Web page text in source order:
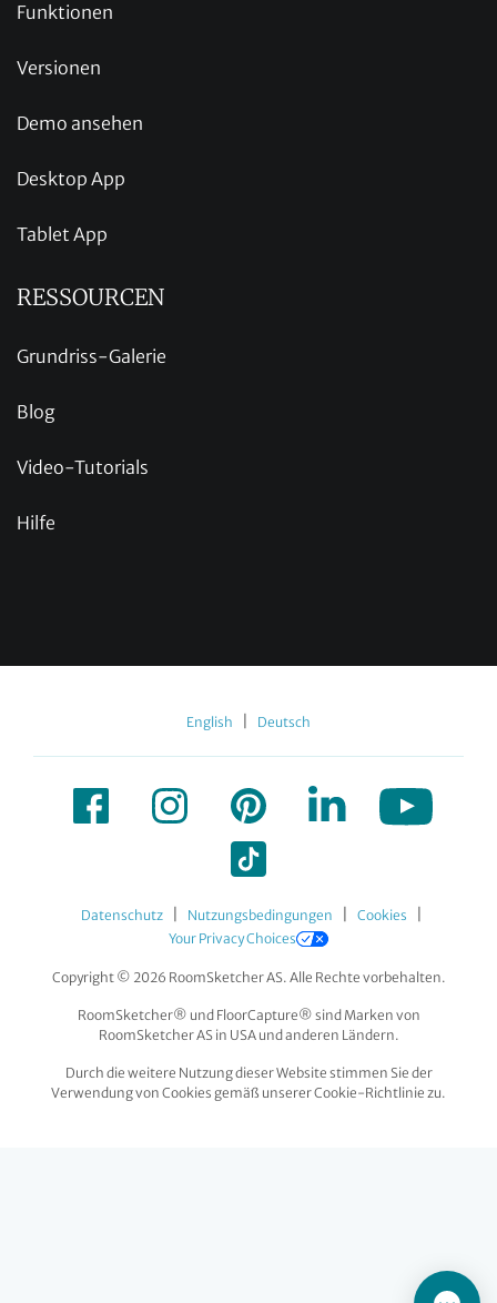
Funktionen
Versionen
Demo ansehen
Desktop App
Tablet App
RESSOURCEN
Grundriss-Galerie
Blog
Video-Tutorials
Hilfe
English Deutsch
Datenschutz Nutzungsbedingungen Cookies
Your Privacy Choices
Copyright © 2026 RoomSketcher AS. Alle Rechte vorbehalten.
RoomSketcher® und FloorCapture® sind Marken von
RoomSketcher AS in USA und anderen Ländern.
Durch die weitere Nutzung dieser Website stimmen Sie der
Verwendung von Cookies gemäß unserer Cookie-Richtlinie zu.